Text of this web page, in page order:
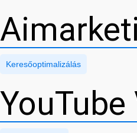
Keresőoptimalizálás